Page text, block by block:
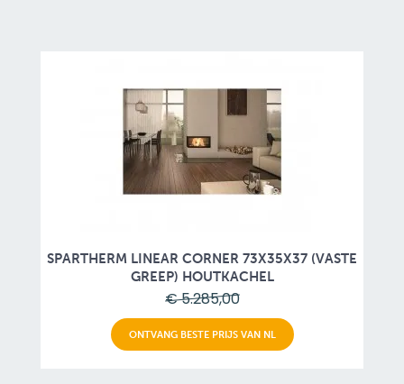
SPARTHERM LINEAR CORNER 73X35X37 (VASTE
GREEP) HOUTKACHEL
€ 5.285,00
ONTVANG BESTE PRIJS VAN NL